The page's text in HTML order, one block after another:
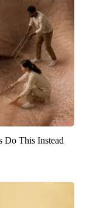
Do This Instead